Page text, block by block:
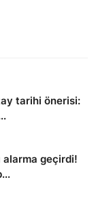
tarihi önerisi:
alarma geçirdi!